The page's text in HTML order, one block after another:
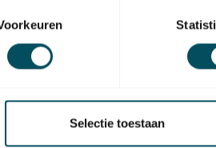
Selectie toestaan
Codierung